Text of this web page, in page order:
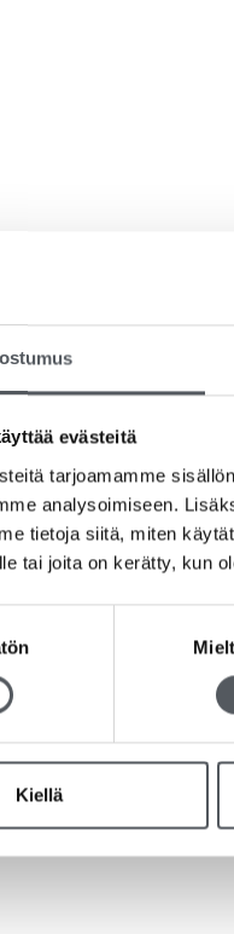
evästeitä
tarjoamamme
analysoimiseen.
tietoja siitä, miten
tai joita on kerätty, kun
Kiellä
biohajoava ja
Kätevät
kosteuden
ansiosta biojätepussi
vaatimukset, mutta
tuotteilla biojätteen
merkitty kotimainen